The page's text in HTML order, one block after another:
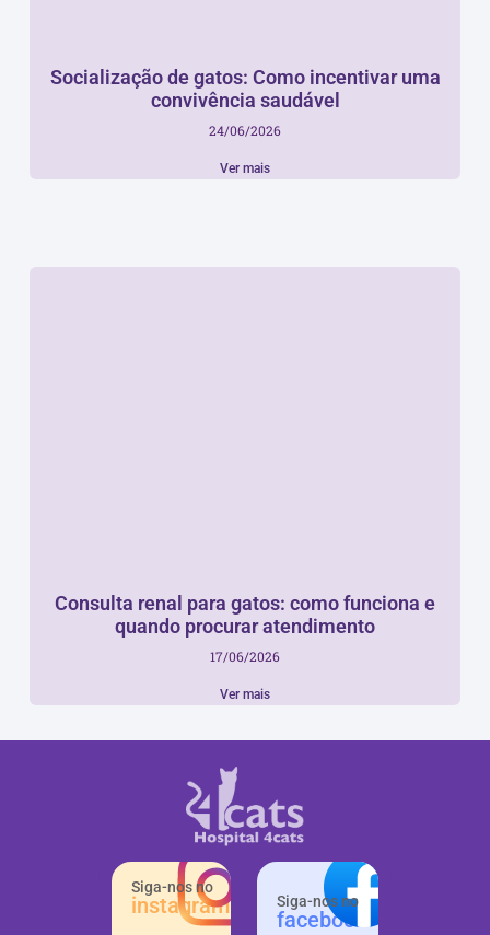
Socialização de gatos: Como incentivar uma
convivência saudável
24/06/2026
Ver mais
Consulta renal para gatos: como funciona e
quando procurar atendimento
17/06/2026
Ver mais
Siga-nos no
instagram Siga-nos no
facebook